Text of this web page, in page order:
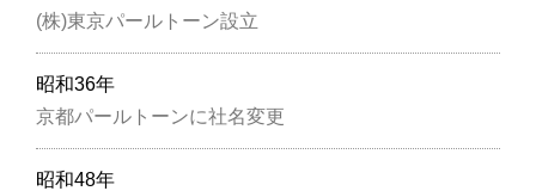
(株)東京パールトーン設立
昭和36年
京都パールトーンに社名変更
昭和48年